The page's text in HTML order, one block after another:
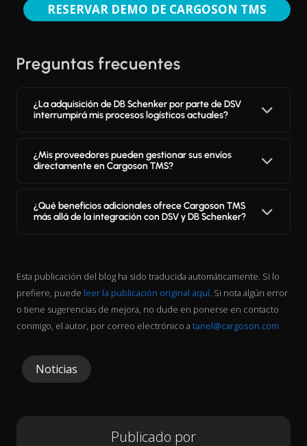
RESERVAR DEMO DE CARGOSON TMS
Preguntas frecuentes
¿La adquisición de DB Schenker por parte de DSV
interrumpirá mis procesos logísticos actuales?
¿Mis proveedores pueden gestionar sus envíos
directamente en Cargoson TMS?
¿Qué beneficios adicionales ofrece Cargoson TMS
más allá de la integración con DSV y DB Schenker?
Esta publicación del blog ha sido traducida automáticamente. Si lo
prefiere, puede leer la publicación original aquí. Si nota algún error
o tiene sugerencias de mejora, no dude en ponerse en contacto
conmigo, el autor, por correo electrónico a tanel@cargoson.com
Noticias
Publicado por